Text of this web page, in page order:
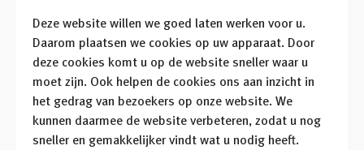
Vestigingen(48)
Klantenservice
Inloggen
Winkelmandje
Deze website willen we goed laten werken voor u.
Daarom plaatsen we cookies op uw apparaat. Door
deze cookies komt u op de website sneller waar u
moet zijn. Ook helpen de cookies ons aan inzicht in
het gedrag van bezoekers op onze website. We
kunnen daarmee de website verbeteren, zodat u nog
sneller en gemakkelijker vindt wat u nodig heeft.